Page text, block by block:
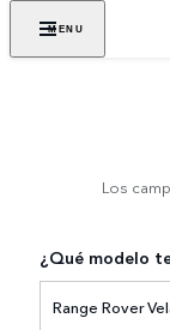
MENU
Los
¿Qué modelo